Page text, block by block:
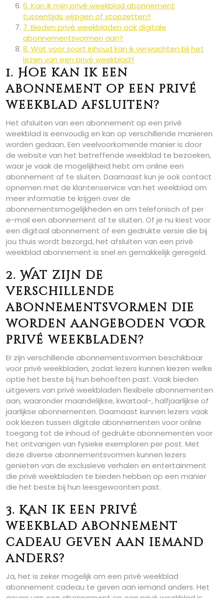
6. Kan ik mijn privé weekblad abonnement
tussentijds wijzigen of stopzetten?
7. Bieden privé weekbladen ook digitale
abonnementsvormen aan?
8. Wat voor soort inhoud kan ik verwachten bij het
lezen van een privé weekblad?
1. Hoe kan ik een
abonnement op een privé
weekblad afsluiten?
Het afsluiten van een abonnement op een privé
weekblad is eenvoudig en kan op verschillende manieren
worden gedaan. Een veelvoorkomende manier is door
de website van het betreffende weekblad te bezoeken,
waar je vaak de mogelijkheid hebt om online een
abonnement af te sluiten. Daarnaast kun je ook contact
opnemen met de klantenservice van het weekblad om
meer informatie te krijgen over de
abonnementsmogelijkheden en om telefonisch of per
e-mail een abonnement af te sluiten. Of je nu kiest voor
een digitaal abonnement of een gedrukte versie die bij
jou thuis wordt bezorgd, het afsluiten van een privé
weekblad abonnement is snel en gemakkelijk geregeld.
2. Wat zijn de
verschillende
abonnementsvormen die
worden aangeboden voor
privé weekbladen?
Er zijn verschillende abonnementsvormen beschikbaar
voor privé weekbladen, zodat lezers kunnen kiezen welke
optie het beste bij hun behoeften past. Vaak bieden
uitgevers van privé weekbladen flexibele abonnementen
aan, waaronder maandelijkse, kwartaal-, halfjaarlijkse of
jaarlijkse abonnementen. Daarnaast kunnen lezers vaak
ook kiezen tussen digitale abonnementen voor online
toegang tot de inhoud of gedrukte abonnementen voor
het ontvangen van fysieke exemplaren per post. Met
deze diverse abonnementsvormen kunnen lezers
genieten van de exclusieve verhalen en entertainment
die privé weekbladen te bieden hebben op een manier
die het beste bij hun leesgewoonten past.
3. Kan ik een privé
weekblad abonnement
cadeau geven aan iemand
anders?
Ja, het is zeker mogelijk om een privé weekblad
abonnement cadeau te geven aan iemand anders. Het